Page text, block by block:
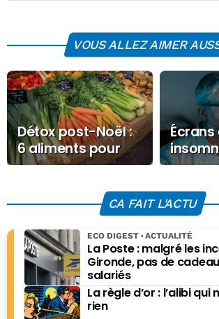
VOUS ALLEZ AIMER
Détox post-Noël :
6 aliments pour
soulager votre
Écrans
cause
CA FAIT L'ACTU
La Poste : malgré les
Gironde, pas de
salariés
ECO DIGEST ACTUALITÉ
La règle d’or : l’alibi qui
rien